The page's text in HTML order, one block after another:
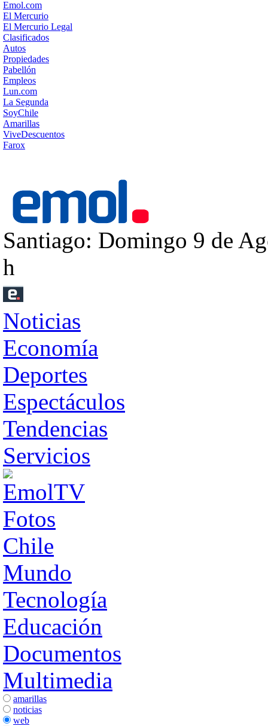
Emol.com
El Mercurio
El Mercurio Legal
Clasificados
Autos
Propiedades
Pabellón
Empleos
Lun.com
La Segunda
SoyChile
Amarillas
ViveDescuentos
Farox
Santiago: Domingo 9 de
h
Noticias
Economía
Deportes
Espectáculos
Tendencias
Servicios
Fotos
Chile
Mundo
Tecnología
Educación
Documentos
Multimedia
amarillas
noticias
web